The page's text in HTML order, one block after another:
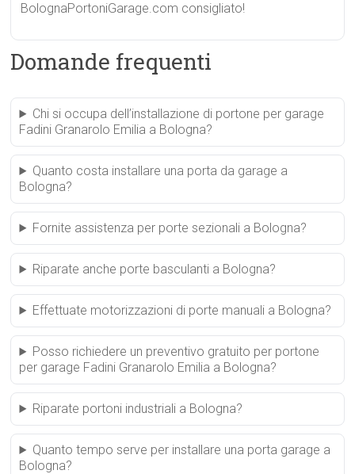
BolognaPortoniGarage.com consigliato!
Domande frequenti
Chi si occupa dell’installazione di portone per garage
Fadini Granarolo Emilia a Bologna?
Quanto costa installare una porta da garage a
Bologna?
Fornite assistenza per porte sezionali a Bologna?
Riparate anche porte basculanti a Bologna?
Effettuate motorizzazioni di porte manuali a Bologna?
Posso richiedere un preventivo gratuito per portone
per garage Fadini Granarolo Emilia a Bologna?
Riparate portoni industriali a Bologna?
Quanto tempo serve per installare una porta garage a
Bologna?